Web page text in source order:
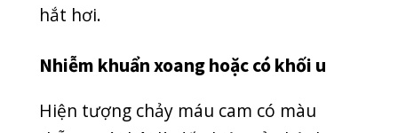
Bệnh u xơ vòm mũi họng là căn bệnh
gặp ở nam giới. Bạn bị chảy máu cam
nghe kém, ngạt tắc mũi một bên, cơ